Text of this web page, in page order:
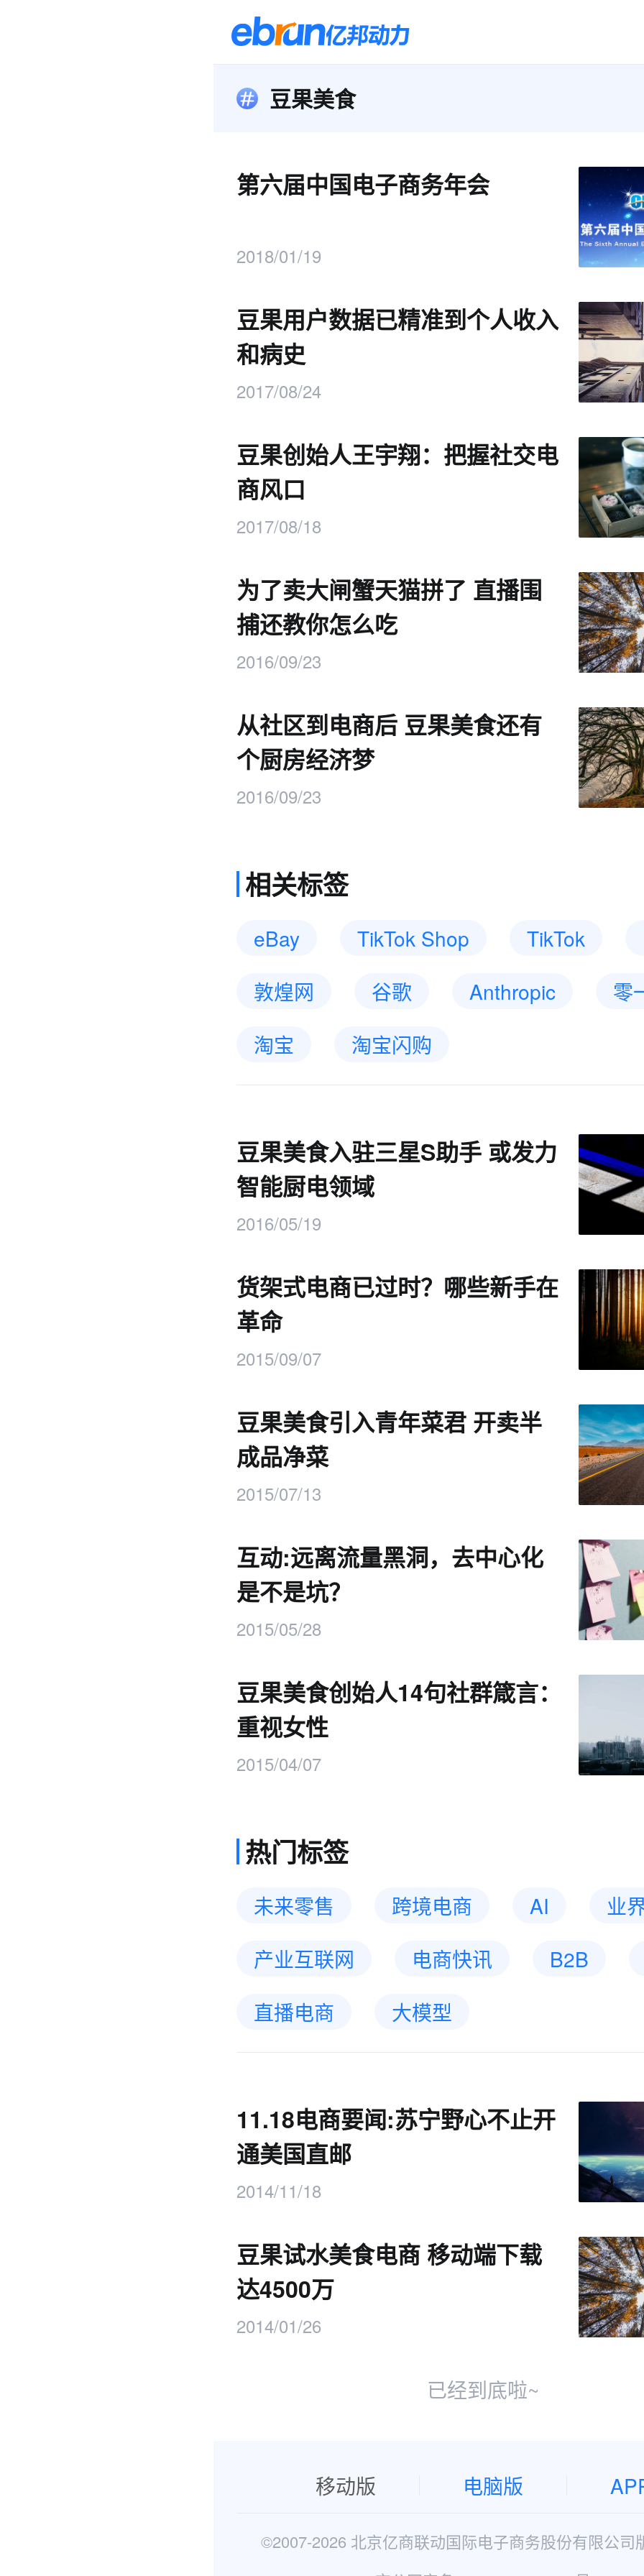
豆果美食
第六届中国电子商务年会
2018/01/19
豆果用户数据已精准到个人收入
和病史
2017/08/24
豆果创始人王宇翔：把握社交电
商风口
2017/08/18
为了卖大闸蟹天猫拼了 直播围
捕还教你怎么吃
2016/09/23
从社区到电商后 豆果美食还有
个厨房经济梦
2016/09/23
相关标签
eBay TikTok Shop TikTok
敦煌网
谷歌 Anthropic
零
淘宝
淘宝闪购
豆果美食入驻三星S助手 或发力
智能厨电领域
2016/05/19
货架式电商已过时？哪些新手在
革命
2015/09/07
豆果美食引入青年菜君 开卖半
成品净菜
2015/07/13
互动:远离流量黑洞，去中心化
是不是坑？
2015/05/28
豆果美食创始人14句社群箴言：
重视女性
2015/04/07
热门标签
未来零售 跨境电商 AI
业
产业互联网
电商快讯
B2B
直播电商
大模型
11.18电商要闻:苏宁野心不止开
通美国直邮
2014/11/18
豆果试水美食电商 移动端下载
达4500万
2014/01/26
已经到底啦~
移动版 电脑版
©2007-2026 北京亿商联动国际电子商务股份有限公司